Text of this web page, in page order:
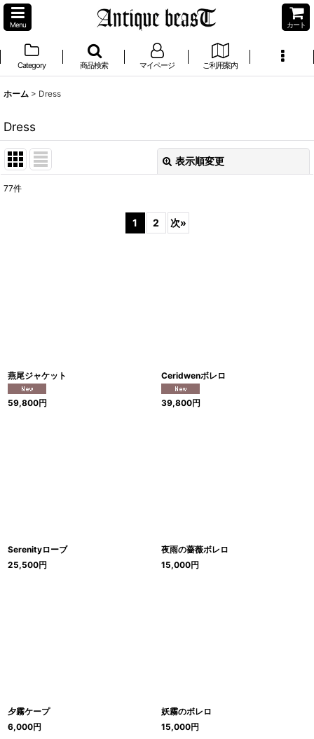
Menu カート
Category 商品検索 マイページ ご利用案内
ホーム > Dress
Dress
表示順変更
77件
1 2 次»
燕尾ジャケット
59,800円
Ceridwenボレロ
39,800円
Serenityローブ
25,500円
夜雨の薔薇ボレロ
15,000円
夕霧ケープ
6,000円
妖霧のボレロ
15,000円